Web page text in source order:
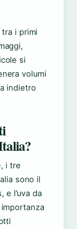
tra i primi
si
volumi
indietro
i tre
sono il
e l’uva da